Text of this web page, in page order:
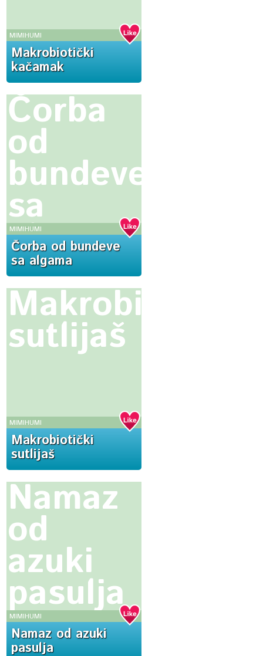
MIMIHUMI
Makrobiotički
kačamak
Čorba
od
bundeve
sa
algama
MIMIHUMI
Čorba od bundeve
sa algama
Makrobiotički
sutlijaš
MIMIHUMI
Makrobiotički
sutlijaš
Namaz
od
azuki
pasulja
MIMIHUMI
Namaz od azuki
pasulja